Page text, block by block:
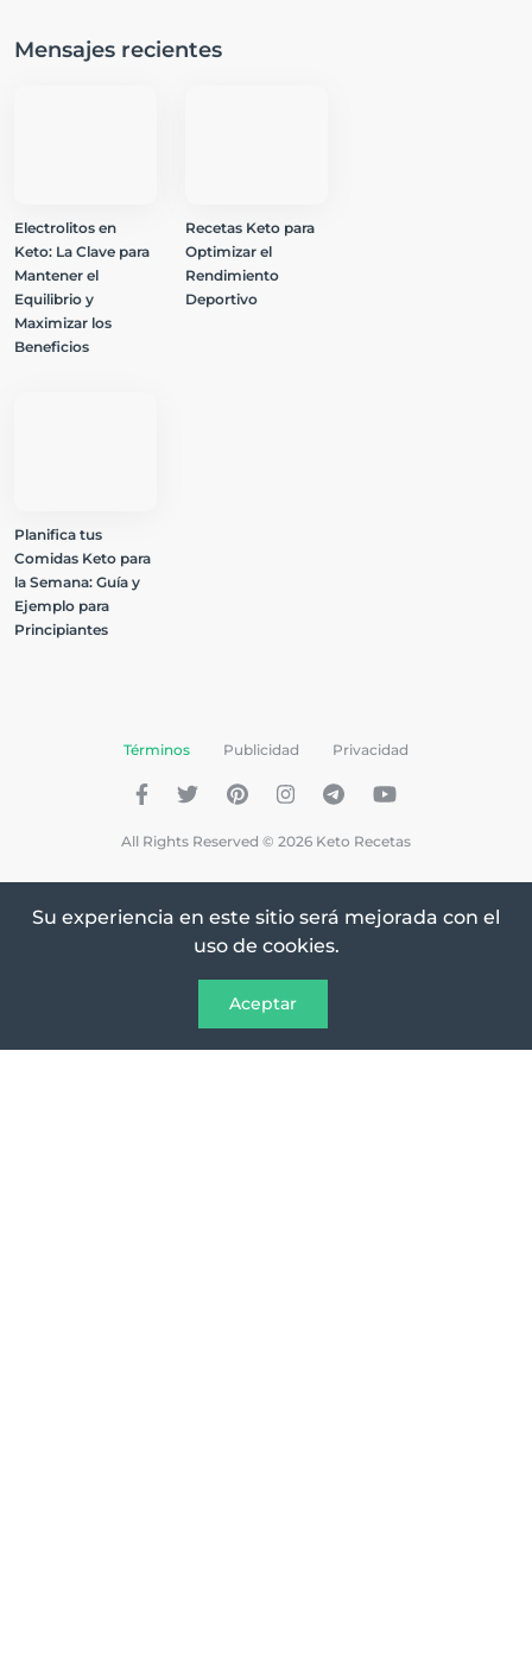
Mensajes recientes
Electrolitos en
Keto: La Clave para
Mantener el
Equilibrio y
Maximizar los
Beneficios
Recetas Keto para
Optimizar el
Rendimiento
Deportivo
Planifica tus
Comidas Keto para
la Semana: Guía y
Ejemplo para
Principiantes
All Rights Reserved © 2026 Keto Recetas
Términos Publicidad Privacidad
Su experiencia en este sitio será mejorada con el
uso de cookies.
Aceptar